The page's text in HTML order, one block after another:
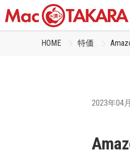
HOME 特価
2023年04